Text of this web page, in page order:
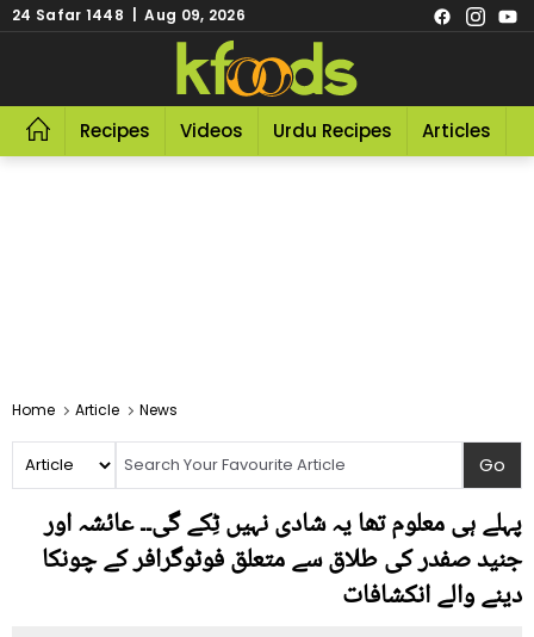
24 Safar 1448 | Aug 09, 2026
Recipes Videos Urdu Recipes Articles
Home Article News
پہلے ہی معلوم تھا یہ شادی نہیں ٹِکے گی۔۔ عائشہ اور
جنید صفدر کی طلاق سے متعلق فوٹوگرافر کے چونکا
دینے والے انکشافات